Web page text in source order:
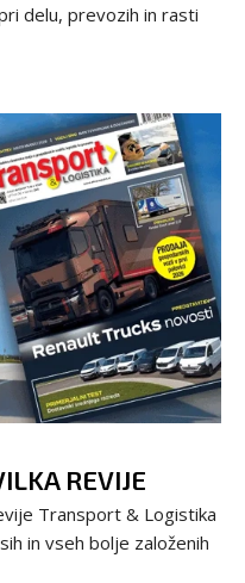
delu, prevozih in rasti
REVIJE
Transport & Logistika
in vseh bolje založenih